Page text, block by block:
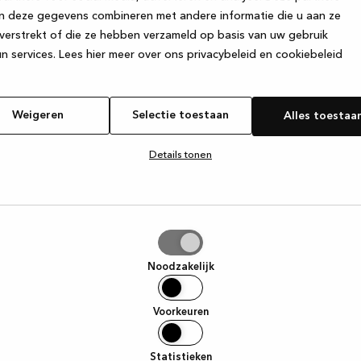
deze gegevens combineren met andere informatie die u aan ze
of die ze hebben verzameld op basis van uw gebruik
services. Lees hier meer over ons privacybeleid en cookiebeleid
Weigeren Selectie toestaan Alles
Details tonen
Noodzakelijk
Voorkeuren
Statistieken
has occurred while loadingwww.kvik.be (see the